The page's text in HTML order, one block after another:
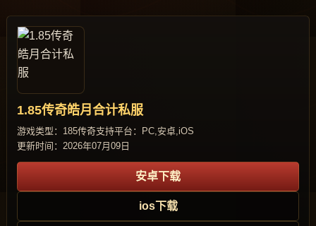
1.85传奇皓月合计私服
游戏类型：185传奇支持平台：PC,安卓,iOS
更新时间：2026年07月09日
安卓下载
ios下载